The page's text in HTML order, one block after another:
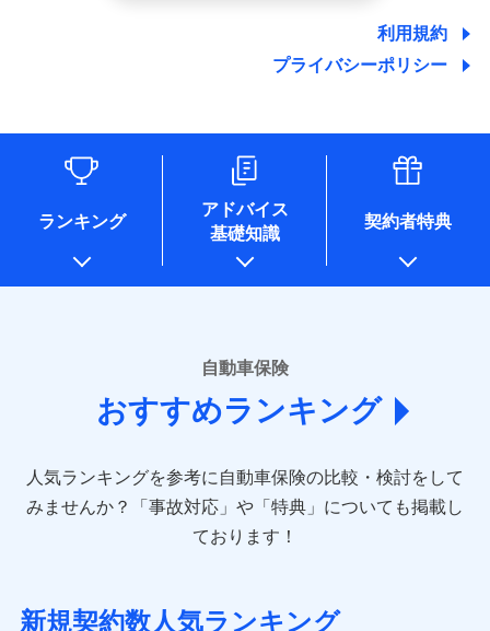
しくは委託を受けている保険会社・提携会社の保険その他に
関する情報を提供し、金融商品等の契約を勧奨するため、ま
た維持管理等の委託業務遂行のため、またそれらに付帯、関
情報を取引のある他の保険会社の商品・サービスをご提案す
るために利用させていただくことがあります。）
各種セミナーの開催のため
コンサルティングサービスの実施のため
アンケートやキャンペーン等の実施のため
上記に係る案内・手続き・管理等付帯業務を行うため
* 当社が委託を受けている保険会社の情報は、保険会社のホ
ームページに掲載しておりますので、ご確認ください。
あいおいニッセイ同和損害保険株式会社
(https://www.aioinissaydowa.co.jp/)
アクサ損害保険株式会社 (https://www.axa-
direct.co.jp/)
sompo.co.jp/)
東京海上ダイレクト損害保険株式会社 (https://www.e-
AIG損害保険株式会社 (https://www.aig.co.jp/sonpo)
ジェイアイ傷害火災保険株式会社
利用規約
プライバシーポリシー
ランキング
アドバイス
基礎知識
契約者特典
自動車保険
おすすめランキング
人気ランキングを参考に自動車保険の比較・検討をして
みませんか？
「事故対応」や「特典」についても掲載し
ております！
新規契約数人気ランキング